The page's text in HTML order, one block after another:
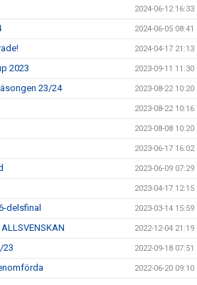
2024-06-12 16:33
2024-06-05 08:41
2024-04-17 21:13
2023 2023-09-11 11:30
23/24 2023-08-22 10:20
2023-08-22 10:16
2023-08-08 10:20
2023-06-17 16:02
2023-06-09 07:29
2023-04-17 12:15
delsfinal 2023-03-14 15:59
2022-12-04 21:19
23 2022-09-18 07:51
2022-06-20 09:10